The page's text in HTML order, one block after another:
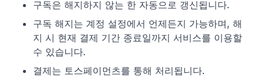
구독은 해지하지 않는 한 자동으로 갱신됩니다.
구독 해지는 계정 설정에서 언제든지 가능하며, 해
지 시 현재 결제 기간 종료일까지 서비스를 이용할
수 있습니다.
결제는 토스페이먼츠를 통해 처리됩니다.